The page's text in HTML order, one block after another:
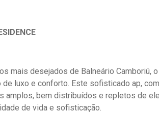
mais desejados de Balneário Camboriú,
luxo e conforto. Este sofisticado ap, com
amplos, bem distribuídos e repletos de
de vida e sofisticação.